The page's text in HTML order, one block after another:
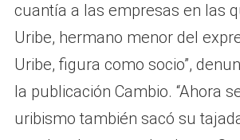
cuantía a las empresas en las
Uribe, hermano menor del
Uribe, figura como socio”,
la publicación Cambio. “Ahora
uribismo también sacó su